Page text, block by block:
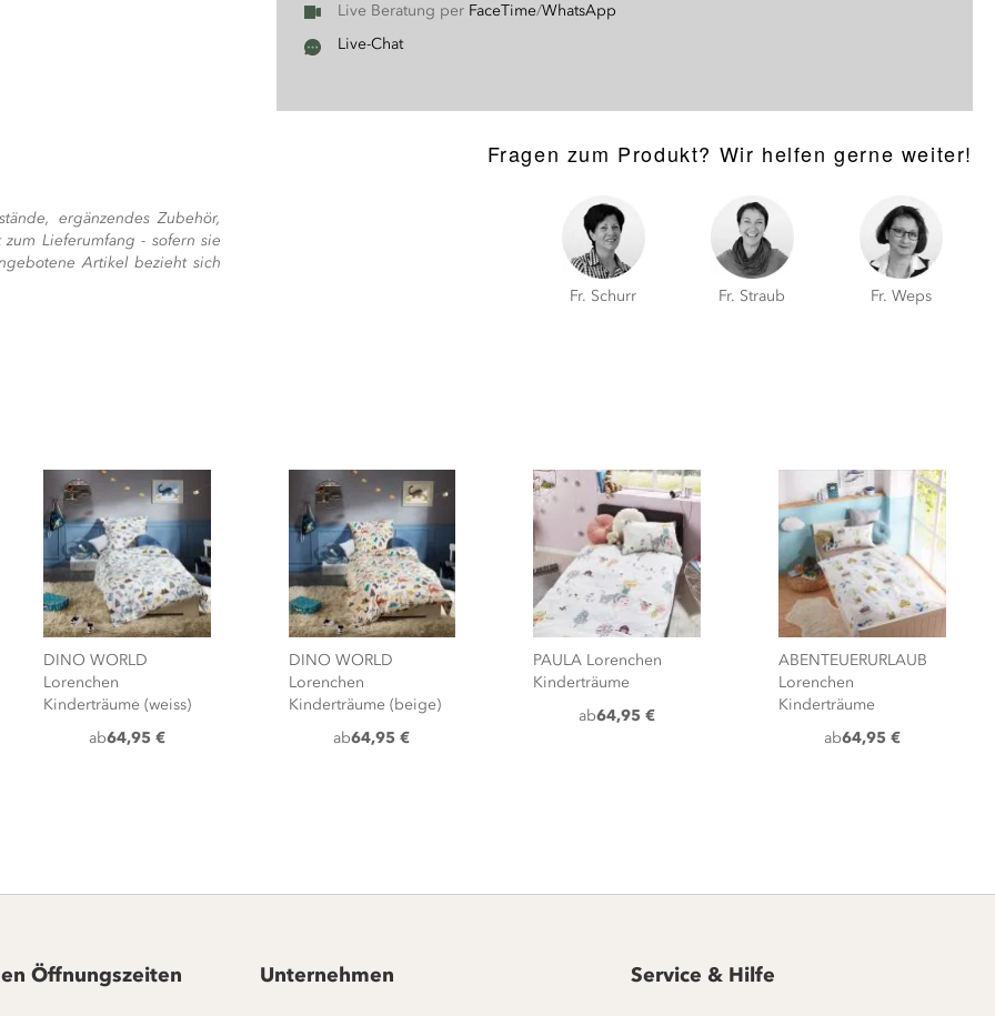
Live Beratung per FaceTime/WhatsApp
Live-Chat
Fragen zum Produkt? Wir helfen gerne weiter!
Fr. Schurr Fr. Straub Fr. Weps
ergänzendes Zubehör,
Lieferumfang - sofern sie
Artikel bezieht sich
DINO WORLD
Lorenchen
Kinderträume (weiss)
ab64,95 €
DINO WORLD
Lorenchen
Kinderträume (beige)
ab64,95 €
PAULA Lorenchen
Kinderträume
ab64,95 €
ABENTEUERURLAUB
Lorenchen
Kinderträume
ab64,95 €
Öffnungszeiten Unternehmen Service & Hilfe